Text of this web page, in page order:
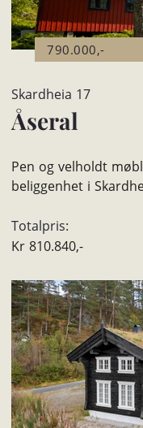
790.000,-
Skardheia 17
Åseral
Pen og velholdt
beliggenhet i
Totalpris:
Kr 810.840,-